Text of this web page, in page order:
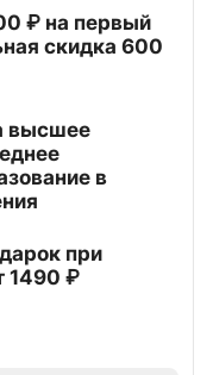
₽ на первый
скидка 600
высшее
в
при
1490 ₽